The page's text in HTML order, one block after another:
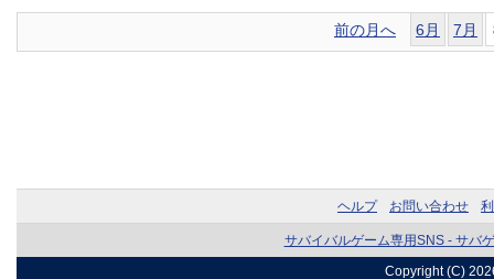
前の月へ 6月 7月
ヘルプ お問い合わせ
サバイバルゲーム専用SNS - サバ
Copyright (C)